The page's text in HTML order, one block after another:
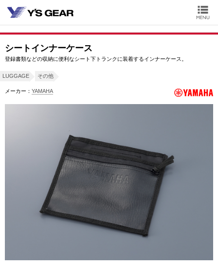
シートインナーケース
登録書類などの収納に便利なシート下トランクに装着するインナーケース。
LUGGAGE その他
メーカー： YAMAHA